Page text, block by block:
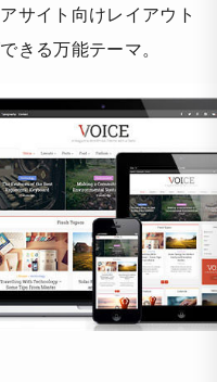
サイト向けレイアウト
きる万能テーマ。